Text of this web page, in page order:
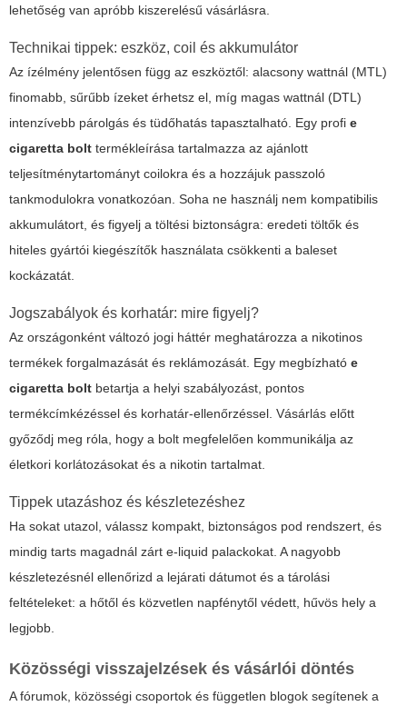
lehetőség van apróbb kiszerelésű vásárlásra.
Technikai tippek: eszköz, coil és akkumulátor
Az ízélmény jelentősen függ az eszköztől: alacsony wattnál (MTL)
finomabb, sűrűbb ízeket érhetsz el, míg magas wattnál (DTL)
intenzívebb párolgás és tüdőhatás tapasztalható. Egy profi e
cigaretta bolt termékleírása tartalmazza az ajánlott
teljesítménytartományt coilokra és a hozzájuk passzoló
tankmodulokra vonatkozóan. Soha ne használj nem kompatibilis
akkumulátort, és figyelj a töltési biztonságra: eredeti töltők és
hiteles gyártói kiegészítők használata csökkenti a baleset
kockázatát.
Jogszabályok és korhatár: mire figyelj?
Az országonként változó jogi háttér meghatározza a nikotinos
termékek forgalmazását és reklámozását. Egy megbízható e
cigaretta bolt betartja a helyi szabályozást, pontos
termékcímkézéssel és korhatár-ellenőrzéssel. Vásárlás előtt
győződj meg róla, hogy a bolt megfelelően kommunikálja az
életkori korlátozásokat és a nikotin tartalmat.
Tippek utazáshoz és készletezéshez
Ha sokat utazol, válassz kompakt, biztonságos pod rendszert, és
mindig tarts magadnál zárt e-liquid palackokat. A nagyobb
készletezésnél ellenőrizd a lejárati dátumot és a tárolási
feltételeket: a hőtől és közvetlen napfénytől védett, hűvös hely a
legjobb.
Közösségi visszajelzések és vásárlói döntés
A fórumok, közösségi csoportok és független blogok segítenek a